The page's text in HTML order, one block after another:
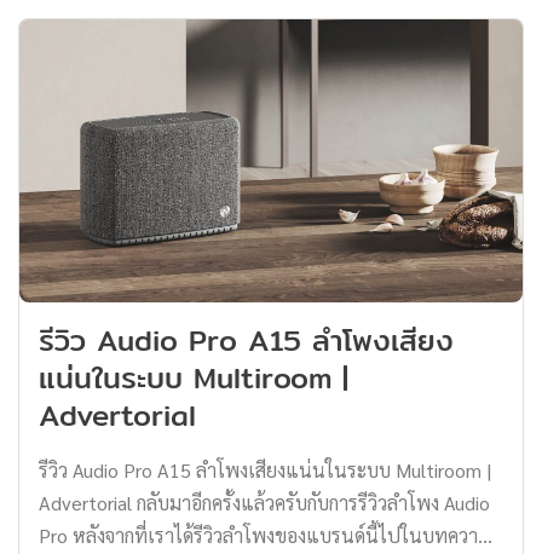
เสียง Flat ที่แบน และมีแค่เสียงของย่านกลางเท่านั้น
เนื่องจากการทำเพลงนั้นจะต้องการเสียงที่เป็นกลางและมี
ความธรรมชาติมากที่สุดโดยไม่ถูกกักแปลงแต่อย่างใด ซึ่ง
แน่นอนว่าผู้ที่กำลังจะก้าวเข้าสู่วงการนี้อาจจะกำลังคิดมากใน
เรื่องของต้นทุนที่ต้องจ่าย เพราะต้องเคยได้ยินมาอย่าง
แน่นอนว่าตัวลำโพงมอนิเตอร์นั้นยิ่งราคาสูง คุณภาพก็ยิ่งดี
แต่ขอบอกเอาไว้ตรงนี้เลยว่าสำหรับมือใหม่นั้นไม่จำเป็นต้อง
ไปหาตัวราคาเป็นหมื่นเป็นแสน ตัวราคาหลักพันก็สามารถ
รังสรรค์งานออกมาได้ดีไม่แพ้กันอย่างแน่นอน ผมนั้นจึงจะมา
แนะนำ Top 5 ลำโพงมอนิเตอร์ เสียงดีในราคาเริ่มต้นแค่
หลักพัน ให้กับเหล่ามือใหม่ที่กำลังจะเริ่มต้นใช้งานกันครับ
Mackie MR524 Monitor Speaker ราคาโดยประมาณ
7,950 บาท ลำโพง Mackie MR524 Monitor Speaker คือ
โดยเป็นลำโพงขนาด 5 นิ้ว ที่สร้างเสียงได้อย่างชัดเจนทั่วทั้ง
สเปกตรัมความถี่ ดังนั้นคุณสามารถสร้างมิกซ์ระดับมืออาชีพ
ในสตูดิโอที่บ้านของคุณได้เลยไม่ต้องขอเช่าห้องอัดที่ใดเพิ่ม
รีวิว Audio Pro A15 ลำโพงเสียง
แน่นในระบบ Multiroom |
Advertorial
รีวิว Audio Pro A15 ลำโพงเสียงแน่นในระบบ Multiroom |
Advertorial กลับมาอีกครั้งแล้วครับกับการรีวิวลำโพง Audio
Pro หลังจากที่เราได้รีวิวลำโพงของแบรนด์นี้ไปในบทความ